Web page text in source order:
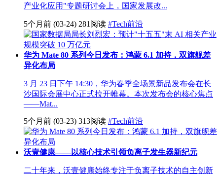
产业化应用"专题研讨会上，国家发展改...
5个月前 (03-24) 281阅读 #Tech前沿
华为 Mate 80 系列今日发布：鸿蒙 6.1 加持，双旗舰差
异化布局
3 月 23 日下午 14:30，华为春季全场景新品发布会在长
沙国际会展中心正式拉开帷幕。本次发布会的核心焦点
——Mat...
5个月前 (03-23) 313阅读 #Tech前沿
沃壹健康——以核心技术引领负离子发生器新纪元
二十年来，沃壹健康始终专注于负离子技术的自主创新